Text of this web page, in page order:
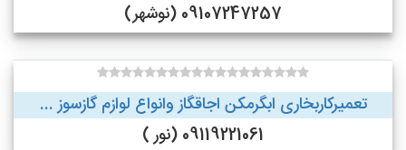
09107247257 (نوشهر)
تعمیرکاربخاری ابگرمکن اجاقگاز وانواع لوازم گازسوز ...
09119221061 (نور )